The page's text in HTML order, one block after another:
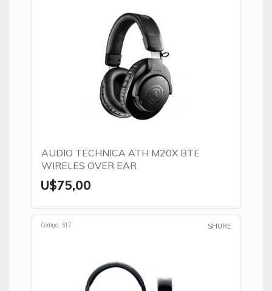
AUDIO TECHNICA ATH M20X BTE
WIRELES OVER EAR
U$75,00
Código: 517 SHURE